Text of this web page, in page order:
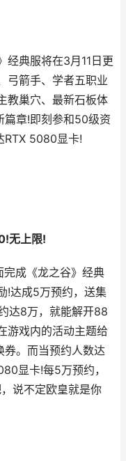
典服将在3月11日更
弓箭手、学者五职业
教巢穴、最新石板体
篇章!即刻参和50级资
RTX 5080显卡!
无上限!
成《龙之谷》经典
!达成5万预约，送集
达8万，就能解开88
游戏内的活动主题给
券。而当预约人数达
显卡!每5万预约，
说不定欧皇就是你